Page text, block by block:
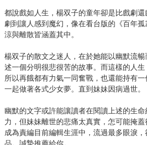
都說戲如人生，楊双子的童年卻是比戲劇
劇到讓人感到魔幻，像在看台版的《百年
涼與離散皆涵蓋其中。
楊双子的散文之迷人，在於她能以幽默流
述一個分明很悲很苦的故事。而這樣的人生
所以再餓都有力氣一同奮戰，也還能持有一
一起做著各式少女夢。直到妹妹因病過世。
幽默的文字或許能讓讀者在閱讀上述的生
力，但妹妹離世的悲痛太真實，怎可能掩
成為責編目前編輯生涯中，流過最多眼淚
品。誠摯推薦給你。